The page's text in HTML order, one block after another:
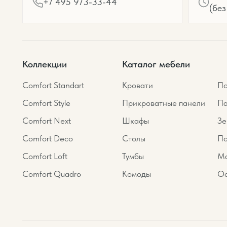
Коллекции
Comfort Standart
Comfort Style
Comfort Next
Comfort Deco
Comfort Loft
Comfort Quadro
Каталог мебели
Кровати
Прикроватные панели
Шкафы
Столы
Тумбы
Комоды